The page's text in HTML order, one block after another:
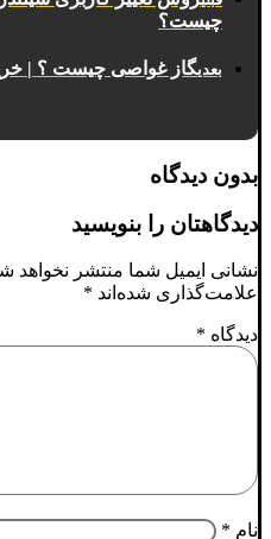
چیست؟
بعدیگاز غواصی چیست ؟ |
بدون دیدگاه
دیدگاهتان را بنویسید
نشانی ایمیل شما منتشر نخواهد
علامت‌گذاری شده‌اند *
دیدگاه *
نام *